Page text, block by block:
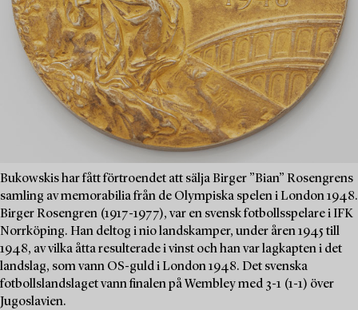
Bukowskis har fått förtroendet att sälja Birger ”Bian” Rosengrens
samling av memorabilia från de Olympiska spelen i London 1948.
Birger Rosengren (1917-1977), var en svensk fotbollsspelare i IFK
Norrköping. Han deltog i nio landskamper, under åren 1945 till
1948, av vilka åtta resulterade i vinst och han var lagkapten i det
landslag, som vann OS-guld i London 1948. Det svenska
fotbollslandslaget vann finalen på Wembley med 3-1 (1-1) över
Jugoslavien.